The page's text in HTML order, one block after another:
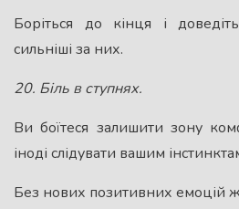
Боріться до кінця і
сильніші за них.
20. Бiль в ступнях.
Ви боїтеся залишити зону
іноді слідувати вашим
Без нових позитивних емоцій